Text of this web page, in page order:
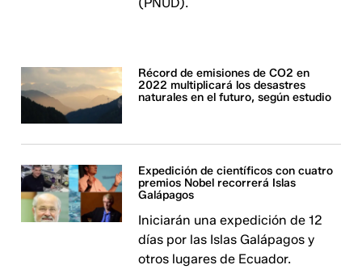
Récord de emisiones de CO2 en
2022 multiplicará los desastres
naturales en el futuro, según estudio
Expedición de científicos con cuatro
premios Nobel recorrerá Islas
Galápagos
Iniciarán una expedición de 12
días por las Islas Galápagos y
otros lugares de Ecuador.